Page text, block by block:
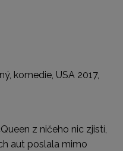
komedie, USA 2017,
z ničeho nic zjistí,
aut poslala mimo